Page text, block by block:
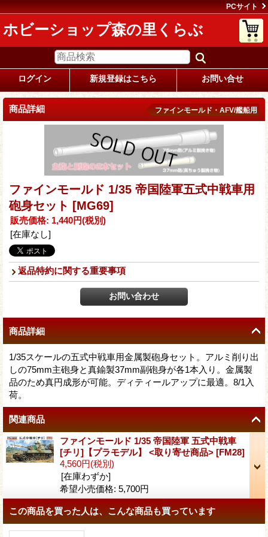
PCサイト
ホビーショップ森の里くらぶ
ログイン 新規登録はこちら お問い合せ
商品詳細 ファインモールド・AFV/艦船用
ファインモールド 1/35 帝国陸軍五式中戦車用
砲身セット [MG69]
販売価格: 1,440円(税別)
[在庫なし]
返品特約に関する重要事項
商品詳細
1/35スケールの五式中戦車用金属製砲身セット。アルミ削り出
しの75mm主砲身と真鍮製37mm副砲身が各1本入り。金属製
品のため真円成形が可能。ディティールアップに最適。8/1入
荷。
関連商品
ファインモールド 1/35 帝国陸軍 五式中戦車
[チリ]【プラモデル】 <取り寄せ商品> [FM28]
4,560円(税別)
[在庫わずか]
希望小売価格: 5,700円
この商品を買った人は、こんな商品も買っています